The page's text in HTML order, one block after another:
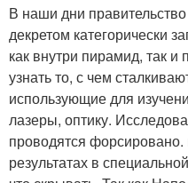
В наши дни
декретом категорически
как внутри пирамид, так и
узнать то, с чем
использующие для
лазеры, оптику.
проводятся форсировано.
результатах в